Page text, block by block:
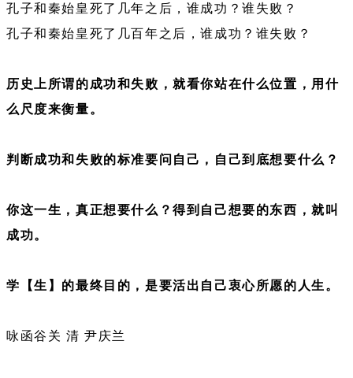
孔子和秦始皇死了几年之后，谁成功？谁失败？
孔子和秦始皇死了几百年之后，谁成功？谁失败？
历史上所谓的成功和失败，就看你站在什么位置，用什
么尺度来衡量。
判断成功和失败的标准要问自己，自己到底想要什么？
你这一生，真正想要什么？得到自己想要的东西，就叫
成功。
学【生】的最终目的，是要活出自己衷心所愿的人生。
咏函谷关 清 尹庆兰